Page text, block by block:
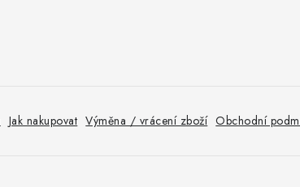
Jak nakupovat Výměna / vrácení zboží Obchodní